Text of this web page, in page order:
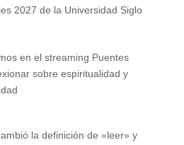
2027 de la Universidad Siglo
en el streaming Puentes
sobre espiritualidad y
la definición de «leer» y